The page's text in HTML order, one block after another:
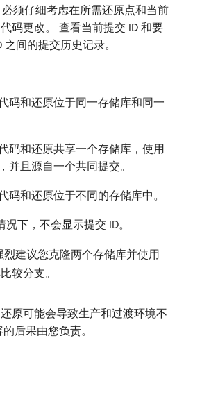
必须仔细考虑在所需还原点和当前
码更改。 查看当前提交 ID 和要
间的提交历史记录。
码和还原位于同一存储库和同一
码和还原共享一个存储库，使用
并且源自一个共同提交。
码和还原位于不同的存储库中。
况下，不会显示提交 ID。
烈建议您克隆两个存储库并使用
较分支。
原可能会导致生产和过渡环境不
后果由您负责。